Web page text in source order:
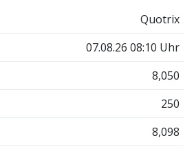
Quotrix
07.08.26 08:10 Uhr
8,050
250
8,098